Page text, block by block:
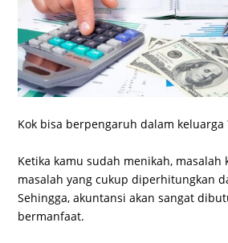
Kok bisa berpengaruh dalam keluarga
Ketika kamu sudah menikah, masalah
masalah yang cukup diperhitungkan
Sehingga, akuntansi akan sangat
bermanfaat.